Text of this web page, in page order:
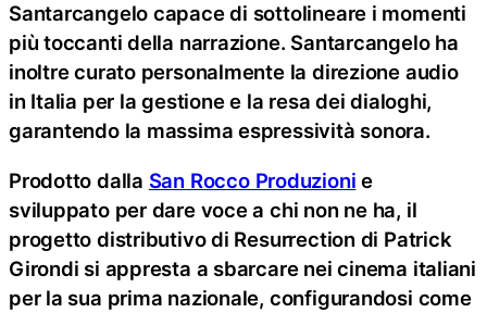
Santarcangelo capace di sottolineare i momenti
più toccanti della narrazione. Santarcangelo ha
inoltre curato personalmente la direzione audio
in Italia per la gestione e la resa dei dialoghi,
garantendo la massima espressività sonora.
Prodotto dalla San Rocco Produzioni e
sviluppato per dare voce a chi non ne ha, il
progetto distributivo di Resurrection di Patrick
Girondi si appresta a sbarcare nei cinema italiani
per la sua prima nazionale, configurandosi come